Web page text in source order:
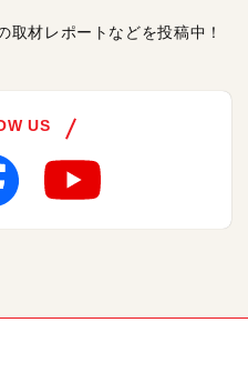
取材レポートなどを投稿中！
US